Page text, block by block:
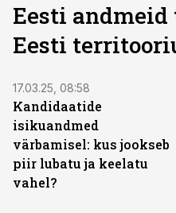
Eesti
Eesti
17.03.25, 08:58
Kandidaatide
isikuandmed
värbamisel: kus jookseb
piir lubatu ja keelatu
vahel?